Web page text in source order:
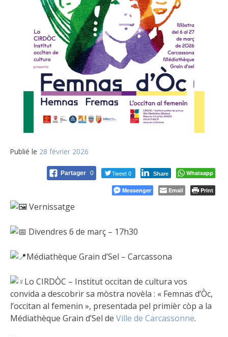
Publié le 28 février 2026
Partager 0 Tweet 0 Share Whatsapp
Messenger Email Print
Vernissatge
Divendres 6 de març – 17h30
Médiathèque Grain d’Sel – Carcassona
Lo CIRDÒC – Institut occitan de cultura vos
convida a descobrir sa mòstra novèla : « Femnas d’Òc,
l’occitan al femenin », presentada pel primièr còp a la
Médiathèque Grain d’Sel de Ville de Carcassonne.